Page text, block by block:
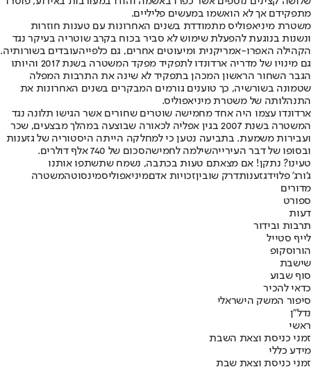
מתפקידם אך לא הואשמו במעשים פליליים.
משטרת מיניאפוליס מתמודדת בשנים האחרונות עם טענות חוזרות
ונשנות בנוגעת להפעלת שימוש לא סביר בכוח בקרב שוטריה בעיקר נגד
הקהילה האפרו-אמריקנית ומיעוטים אחרים, גם כלפייהעובדים בשורותיה.
גם מינויו של מדריה ארדונדו לתפקיד מפקד המשטרה בשנת 2017 והיותו
הגבר השחור הראשון המכהן בתפקיד לא שינה את התרבות המפלה
שטמונה בשורשיה, כך טוענים גורמים המבקרים בשנים האחרונות את
התנהלותה של משטרת מיניאפוליס.
ארדונדו עצמו היה אחד מחמישה שוטרים שחורים אשר הגישו תלונה נגד
המשטרה בשנת 2007 בגין אפליה לכאורה שבוצעה במהלך מבצעים, שכר
ועבירות משמעת. בתביעה נטען כי למחלקה הייתה היסטוריה של גזענות
ובסופו של דבר העירייהשילמה לחמישהסכום של 740 אלף דולרים.
טעינו? נתקן! אם מצאתם טעות בכתבה, נשמח שתשתפו אותנו
ג'ורג' פלוידגזענותדרק שוביןזכויות אדםמיניאפוליסמינסוטהמשטרה
מדורים
ספורט
דעות
תרבות ובידור
לייף סטייל
הורוסקופ
שישבת
סוף שבוע
כדאי להכיר
סיפור המשק הישראלי
נדל"ן
ראשי
זמני כניסת וצאת השבת
מידע כללי
זמני כניסת וצאת שבת